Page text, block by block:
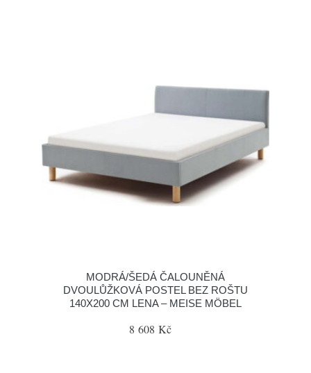
MODRÁ/ŠEDÁ ČALOUNĚNÁ
DVOULŮŽKOVÁ POSTEL BEZ ROŠTU
140X200 CM LENA – MEISE MÖBEL
8 608 Kč